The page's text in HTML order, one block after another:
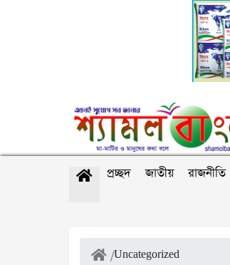
প্রচ্ছদ জাতীয় রাজনীতি
/Uncategorized